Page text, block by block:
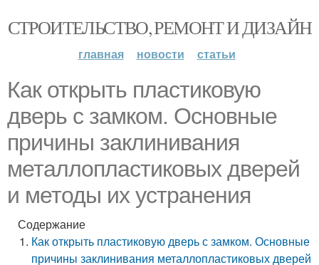
СТРОИТЕЛЬСТВО, РЕМОНТ И ДИЗАЙН
главная новости статьи
Как открыть пластиковую
дверь с замком. Основные
причины заклинивания
металлопластиковых дверей
и методы их устранения
Содержание
Как открыть пластиковую дверь с замком. Основные
причины заклинивания металлопластиковых дверей